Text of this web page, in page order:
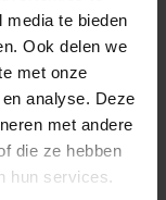
te bieden
Ook delen we
met onze
analyse. Deze
met andere
die ze hebben
hun services.